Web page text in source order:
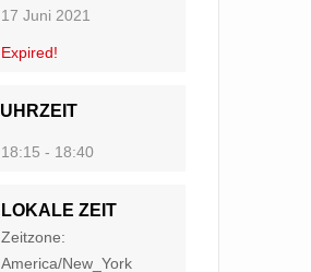
17 Juni 2021
Expired!
UHRZEIT
18:15 - 18:40
LOKALE ZEIT
Zeitzone:
America/New_York